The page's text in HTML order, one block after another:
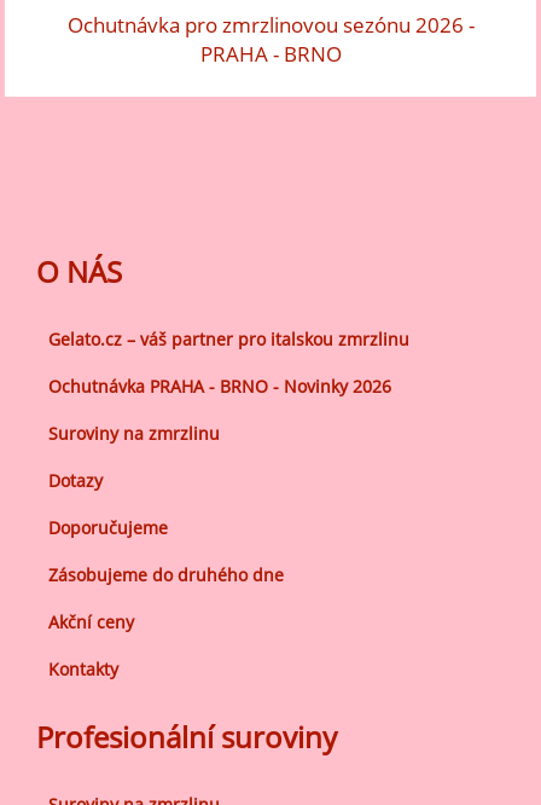
Ochutnávka pro zmrzlinovou sezónu 2026 -
PRAHA - BRNO
O NÁS
Gelato.cz – váš partner pro italskou zmrzlinu
Ochutnávka PRAHA - BRNO - Novinky 2026
Suroviny na zmrzlinu
Dotazy
Doporučujeme
Zásobujeme do druhého dne
Akční ceny
Kontakty
Profesionální suroviny